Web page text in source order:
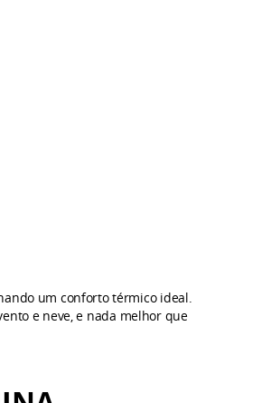
um conforto térmico ideal.
e neve, e nada melhor que